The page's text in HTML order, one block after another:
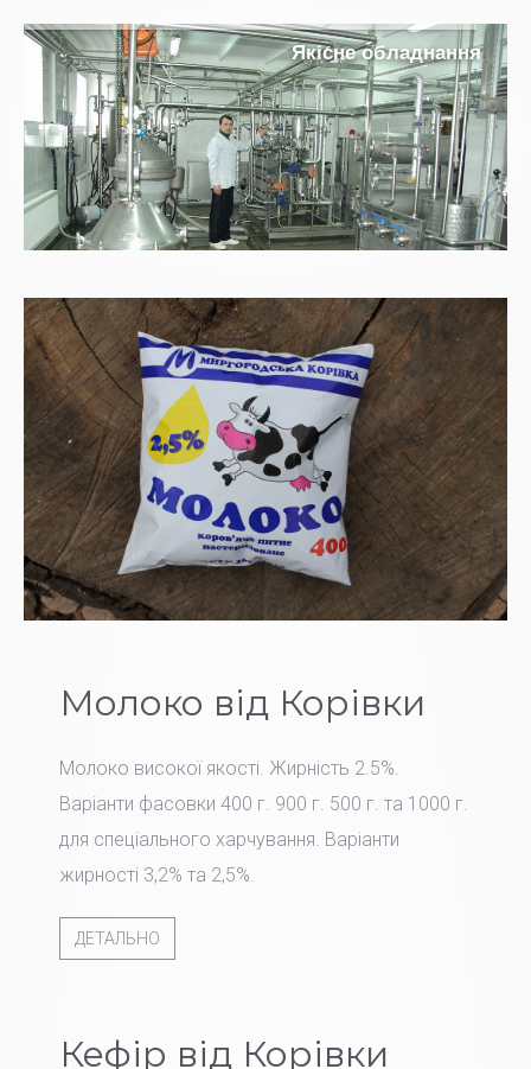
е
о
б
л
а
д
н
а
н
н
я
Молоко від Корівки
Молоко високої якості. Жирність 2.5%.
Варіанти фасовки 400 г. 900 г. 500 г. та 1000 г.
для спеціального харчування. Варіанти
жирності 3,2% та 2,5%.
ДЕТАЛЬНО
Кефір від Корівки